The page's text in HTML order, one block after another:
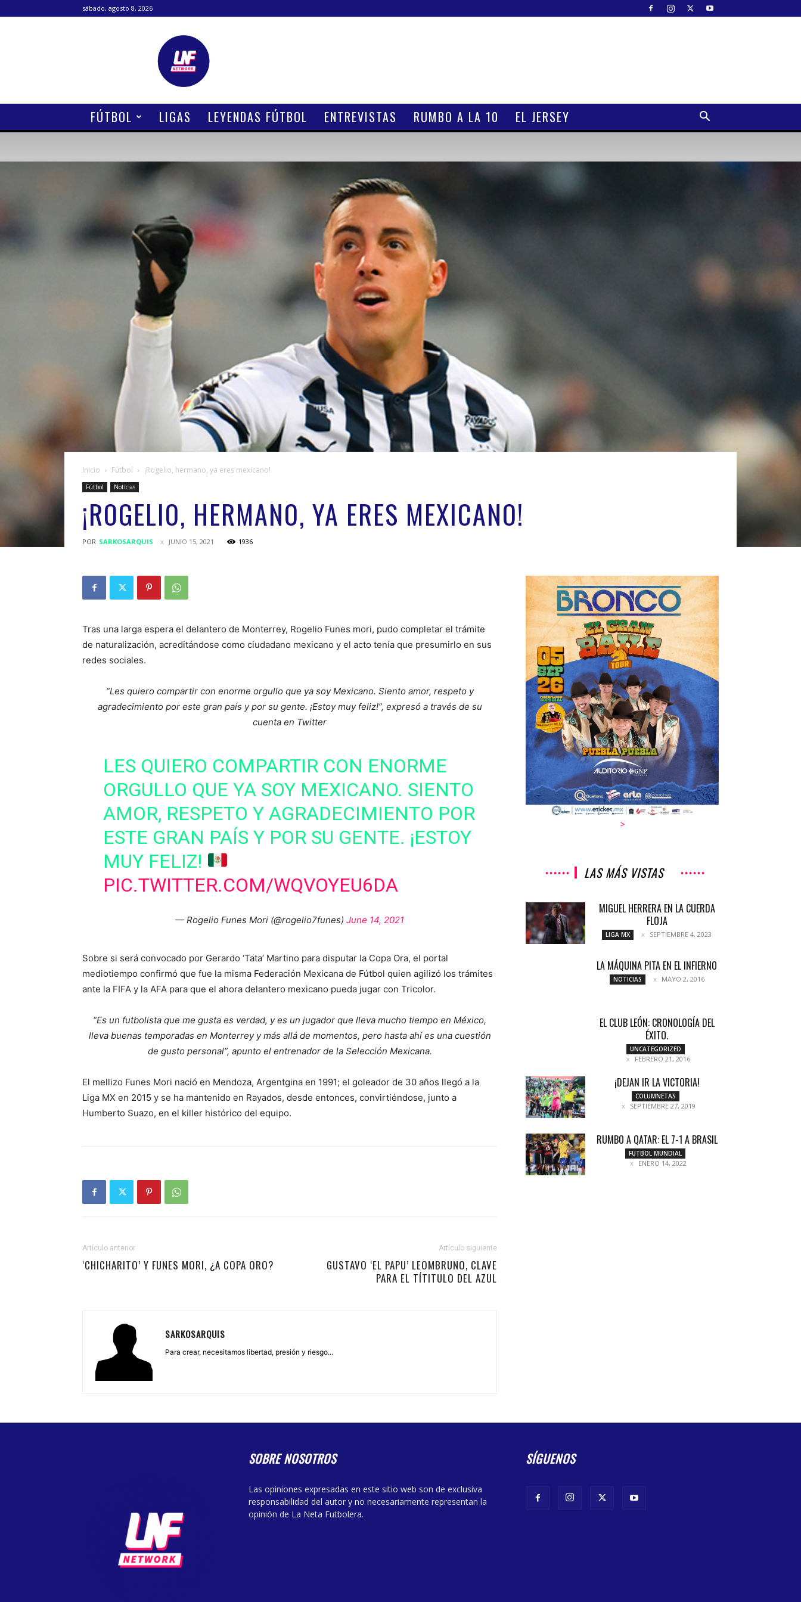
sábado, agosto 8, 2026
Lanetafutbolera
FÚTBOL LIGAS LEYENDAS FÚTBOL ENTREVISTAS RUMBO A LA 10 EL JERSEY
Inicio Fútbol ¡Rogelio, hermano, ya eres mexicano!
Fútbol Noticias
¡ROGELIO, HERMANO, YA ERES MEXICANO!
POR SARKOSARQUIS JUNIO 15, 2021 1936
Tras una larga espera el delantero de Monterrey, Rogelio Funes mori, pudo completar el trámite
de naturalización, acreditándose como ciudadano mexicano y el acto tenía que presumirlo en sus
redes sociales.
“Les quiero compartir con enorme orgullo que ya soy Mexicano. Siento amor, respeto y
agradecimiento por este gran país y por su gente. ¡Estoy muy feliz!”, expresó a través de su
cuenta en Twitter
LES QUIERO COMPARTIR CON ENORME
ORGULLO QUE YA SOY MEXICANO. SIENTO
AMOR, RESPETO Y AGRADECIMIENTO POR
ESTE GRAN PAÍS Y POR SU GENTE. ¡ESTOY
MUY FELIZ!
PIC.TWITTER.COM/WQVOYEU6DA
— Rogelio Funes Mori (@rogelio7funes) June 14, 2021
Sobre si será convocado por Gerardo ‘Tata’ Martino para disputar la Copa Ora, el portal
mediotiempo confirmó que fue la misma Federación Mexicana de Fútbol quien agilizó los trámites
ante la FIFA y la AFA para que el ahora delantero mexicano pueda jugar con Tricolor.
“Es un futbolista que me gusta es verdad, y es un jugador que lleva mucho tiempo en México,
lleva buenas temporadas en Monterrey y más allá de momentos, pero hasta ahí es una cuestión
de gusto personal”, apunto el entrenador de la Selección Mexicana.
El mellizo Funes Mori nació en Mendoza, Argentgina en 1991; el goleador de 30 años llegó a la
Liga MX en 2015 y se ha mantenido en Rayados, desde entonces, convirtiéndose, junto a
Humberto Suazo, en el killer histórico del equipo.
Artículo anterior
‘CHICHARITO’ Y FUNES MORI, ¿A COPA ORO?
Artículo siguiente
GUSTAVO ‘EL PAPU’ LEOMBRUNO, CLAVE
PARA EL TÍTITULO DEL AZUL
SARKOSARQUIS
Para crear, necesitamos libertad, presión y riesgo...
>
LAS MÁS VISTAS
MIGUEL HERRERA EN LA CUERDA
FLOJA
LIGA MX SEPTIEMBRE 4, 2023
LA MÁQUINA PITA EN EL INFIERNO
NOTICIAS MAYO 2, 2016
EL CLUB LEÓN: CRONOLOGÍA DEL
ÉXITO.
UNCATEGORIZED
FEBRERO 21, 2016
¡DEJAN IR LA VICTORIA!
COLUMNETAS
SEPTIEMBRE 27, 2019
RUMBO A QATAR: EL 7-1 A BRASIL
FUTBOL MUNDIAL
ENERO 14, 2022
SOBRE NOSOTROS
Las opiniones expresadas en este sitio web son de exclusiva
responsabilidad del autor y no necesariamente representan la
opinión de La Neta Futbolera.
SÍGUENOS